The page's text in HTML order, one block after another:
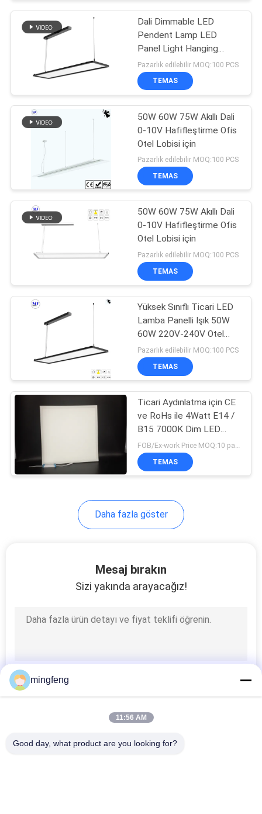
Karayolunda LED
ışıklar
323
LED Arama Işığı
LED Havacılık İkaz
Lambası
47
LED Spot Track ışığı
Şekillendirilebilir ray
lambası
LED Dış Peyzaj
Aydınlatma
Hanging Indoor Office
Light Mirror Transparent
LED Pendent Panel Light
with Black White Silver
Dali Dimmable LED
Pendent Lamp LED
Panel Light Hanging
Commercial Residential
High End Class Anti Glare
4FT 5FT 50W 60W
Pazarlık edilebilir MOQ:100 PCS
TEMAS
50W 60W 75W Akıllı Dali
0-10V Hafifleştirme Ofis
Otel Lobisi için
Pazarlık edilebilir MOQ:100 PCS
TEMAS
50W 60W 75W Akıllı Dali
0-10V Hafifleştirme Ofis
Otel Lobisi için
Pazarlık edilebilir MOQ:100 PCS
TEMAS
Yüksek Sınıflı Ticari LED
Lamba Panelli Işık 50W
60W 220V-240V Otel
Perakende Mağazası
Alışveriş Merkezi
Pazarlık edilebilir MOQ:100 PCS
TEMAS
Ticari Aydınlatma için CE
ve RoHs ile 4Watt E14 /
B15 7000K Dim LED
Ampul
TEMAS
Daha fazla göster
Mesaj bırakın
Sizi yakında arayacağız!
Popüler Kategoriler
mingfeng
11:56 AM
Good day, what product are you looking for?